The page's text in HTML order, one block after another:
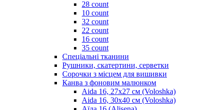
28 count
10 count
32 count
22 count
16 count
35 count
Спеціальні тканини
Рушники, скатертини, серветки
Сорочки з місцем для вишивки
Канва з фоновим малюнком
Aida 16, 27х27 см (Voloshka)
Aida 16, 30х40 см (Voloshka)